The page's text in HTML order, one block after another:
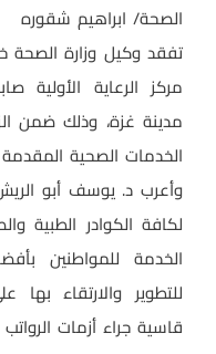
الصحة/ ابراهيم شقوره
تفقد وكيل وزارة الصحة
مركز الرعاية الأولية
مدينة غزة، وذلك ضمن
الخدمات الصحية
وأعرب د. يوسف أبو
لكافة الكوادر الطبية
الخدمة للمواطنين
للتطوير والارتقاء
قاسية جراء أزمات